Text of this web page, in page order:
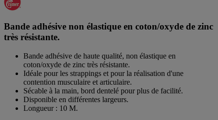
Bande adhésive non élastique en coton/oxyde de zinc
très résistante.
Bande adhésive de haute qualité, non élastique en
coton/oxyde de zinc très résistante.
Idéale pour les strappings et pour la réalisation d'une
contention musculaire et articulaire.
Sécable à la main, bord dentelé pour plus de facilité.
Disponible en différentes largeurs.
Longueur : 10 M.